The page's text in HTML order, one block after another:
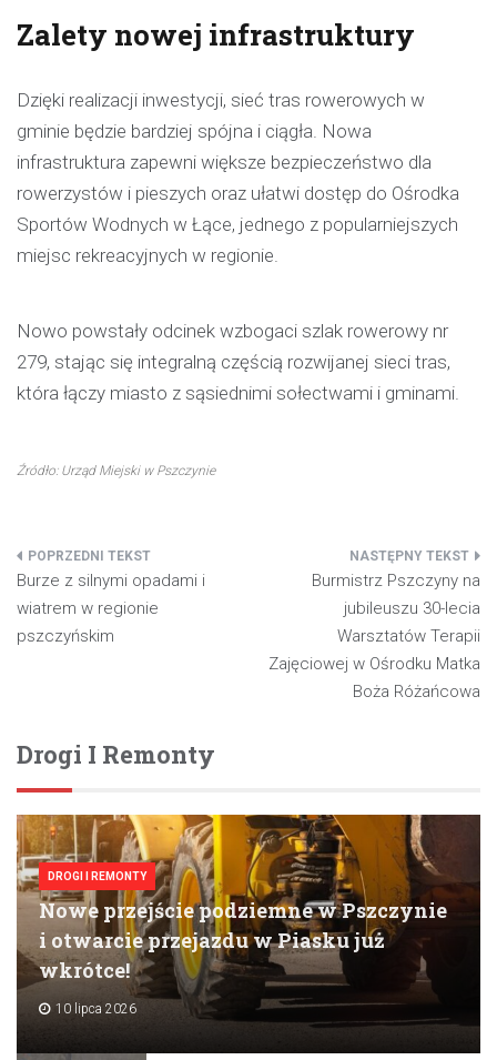
Zalety nowej infrastruktury
Dzięki realizacji inwestycji, sieć tras rowerowych w
gminie będzie bardziej spójna i ciągła. Nowa
infrastruktura zapewni większe bezpieczeństwo dla
rowerzystów i pieszych oraz ułatwi dostęp do Ośrodka
Sportów Wodnych w Łące, jednego z popularniejszych
miejsc rekreacyjnych w regionie.
Nowo powstały odcinek wzbogaci szlak rowerowy nr
279, stając się integralną częścią rozwijanej sieci tras,
która łączy miasto z sąsiednimi sołectwami i gminami.
Źródło: Urząd Miejski w Pszczynie
Nawigacja
wpisu
Burze z silnymi opadami i
wiatrem w regionie
pszczyńskim
Burmistrz Pszczyny na
jubileuszu 30-lecia
Warsztatów Terapii
Zajęciowej w Ośrodku Matka
Boża Różańcowa
Drogi I Remonty
DROGI I REMONTY
Nowe przejście podziemne w Pszczynie
i otwarcie przejazdu w Piasku już
wkrótce!
10 lipca 2026